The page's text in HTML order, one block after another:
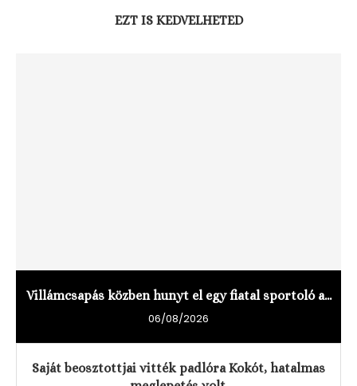
EZT IS KEDVELHETED
Villámcsapás közben hunyt el egy fiatal sportoló a...
06/08/2026
Saját beosztottjai vitték padlóra Kokót, hatalmas